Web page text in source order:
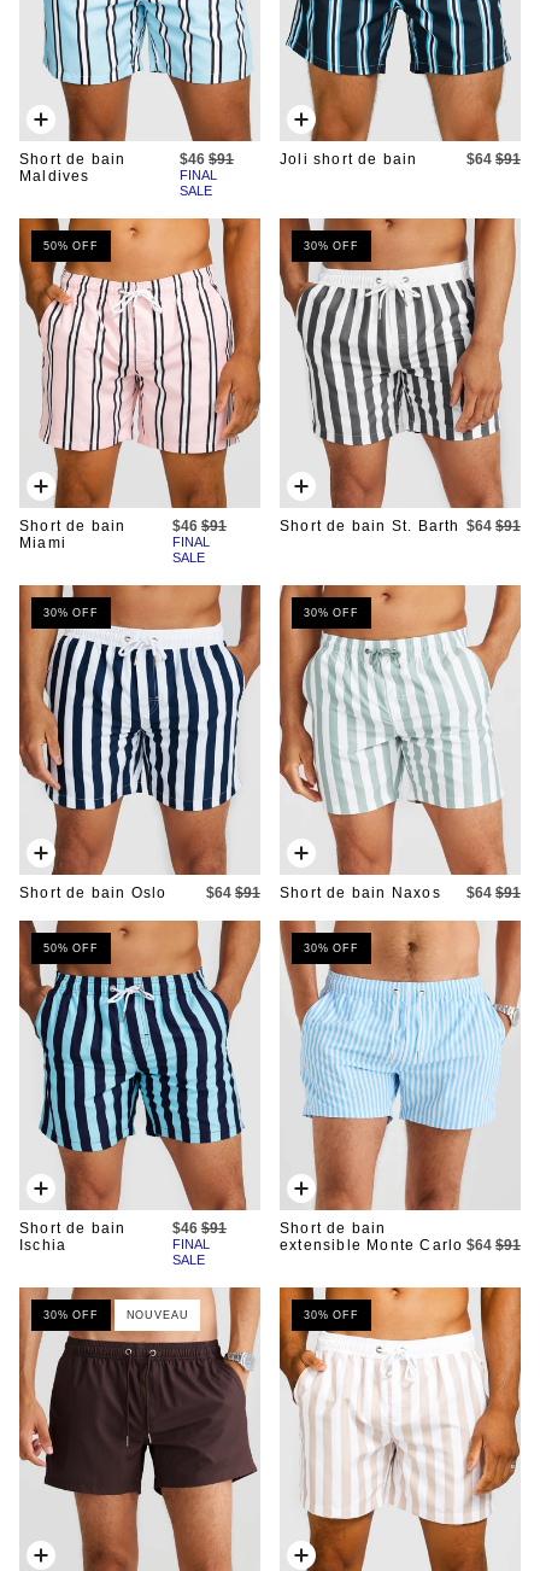
Ajout
rapide
Short de bain
Maldives
FINAL
SALE
$46 $91
Ajout
rapide
Joli short de bain $64 $91
50% OFF
Ajout
rapide
Short de bain
Miami
FINAL
SALE
$46 $91
30% OFF
Ajout
rapide
Short de bain St. Barth $64 $91
30% OFF
Ajout
rapide
Short de bain Oslo $64 $91
30% OFF
Ajout
rapide
Short de bain Naxos $64 $91
50% OFF
Ajout
rapide
Short de bain
Ischia
FINAL
SALE
$46 $91
30% OFF
Ajout
rapide
Short de bain
extensible Monte Carlo $64 $91
30% OFF NOUVEAU
Ajout
30% OFF
Ajout